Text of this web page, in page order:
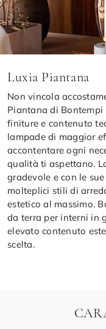
Luxia Piantana
Non vincola
Piantana di
finiture e contenuto
lampade di maggior
accontentare ogni
qualità ti aspettano.
gradevole e con le
molteplici stili di
estetico al massimo.
da terra per interni in
elevato contenuto
scelta.